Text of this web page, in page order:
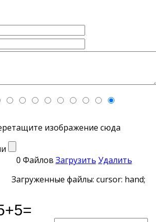
изображение сюда
0 Файлов Загрузить Удалить
Загруженные файлы: cursor: hand;